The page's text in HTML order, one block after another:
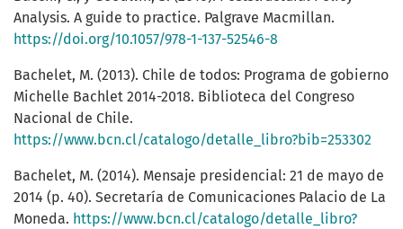
Analysis. A guide to practice. Palgrave Macmillan.
https://doi.org/10.1057/978-1-137-52546-8
Bachelet, M. (2013). Chile de todos: Programa de gobierno
Michelle Bachlet 2014-2018. Biblioteca del Congreso
Nacional de Chile.
https://www.bcn.cl/catalogo/detalle_libro?bib=253302
Bachelet, M. (2014). Mensaje presidencial: 21 de mayo de
2014 (p. 40). Secretaría de Comunicaciones Palacio de La
Moneda. https://www.bcn.cl/catalogo/detalle_libro?